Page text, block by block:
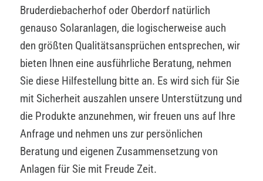
Bruderdiebacherhof oder Oberdorf natürlich
genauso Solaranlagen, die logischerweise auch
den größten Qualitätsansprüchen entsprechen, wir
bieten Ihnen eine ausführliche Beratung, nehmen
Sie diese Hilfestellung bitte an. Es wird sich für Sie
mit Sicherheit auszahlen unsere Unterstützung und
die Produkte anzunehmen, wir freuen uns auf Ihre
Anfrage und nehmen uns zur persönlichen
Beratung und eigenen Zusammensetzung von
Anlagen für Sie mit Freude Zeit.